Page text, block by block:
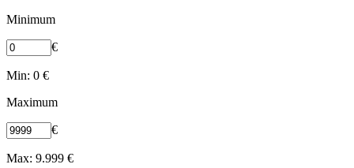
Minimum
€
Min: 0 €
Maximum
€
Max: 9.999 €